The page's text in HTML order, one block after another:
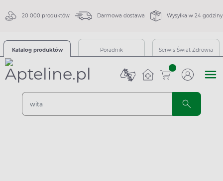
20 000 produktów Darmowa dostawa Wysyłka w 24 godziny
Katalog produktów Poradnik Serwis Świat Zdrowia
sztuk